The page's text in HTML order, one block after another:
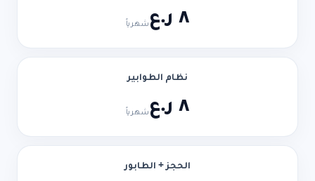
٨ ر.ع شهرياً
نظام الطوابير
٨ ر.ع شهرياً
الحجز + الطابور